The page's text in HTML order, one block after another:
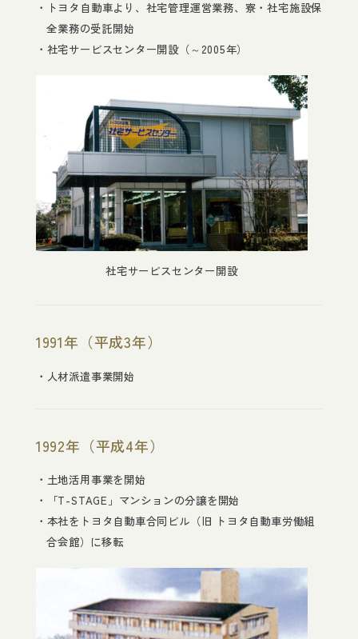
トヨタ自動車より、社宅管理運営業務、寮・社宅施設保
全業務の受託開始
社宅サービスセンター開設（～2005年）
社宅サービスセンター開設
1991年（平成3年）
人材派遣事業開始
1992年（平成4年）
土地活用事業を開始
「T-STAGE」マンションの分譲を開始
本社をトヨタ自動車合同ビル（旧 トヨタ自動車労働組
合会館）に移転